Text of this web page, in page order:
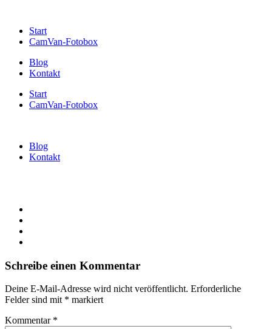
Start
CamVan-Fotobox
Blog
Kontakt
Start
CamVan-Fotobox
Blog
Kontakt
Schreibe einen Kommentar
Deine E-Mail-Adresse wird nicht veröffentlicht. Erforderliche
Felder sind mit * markiert
Kommentar *